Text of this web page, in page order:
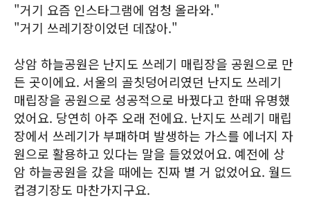
"거기 요즘 인스타그램에 엄청 올라와."
"거기 쓰레기장이었던 데잖아."
상암 하늘공원은 난지도 쓰레기 매립장을 공원으로 만
든 곳이에요. 서울의 골칫덩어리였던 난지도 쓰레기
매립장을 공원으로 성공적으로 바꿨다고 한때 유명했
었어요. 당연히 아주 오래 전에요. 난지도 쓰레기 매립
장에서 쓰레기가 부패하며 발생하는 가스를 에너지 자
원으로 활용하고 있다는 말을 들었었어요. 예전에 상
암 하늘공원을 갔을 때에는 진짜 별 거 없었어요. 월드
컵경기장도 마찬가지구요.